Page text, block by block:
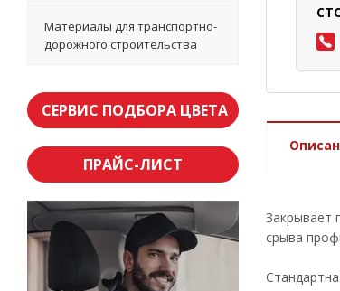
Закрывает
срыва
Материалы для транспортно-
дорожного строительства
СЕРВИС ПОДБОРА ЦВЕТА
ПРАЙС-ЛИСТ